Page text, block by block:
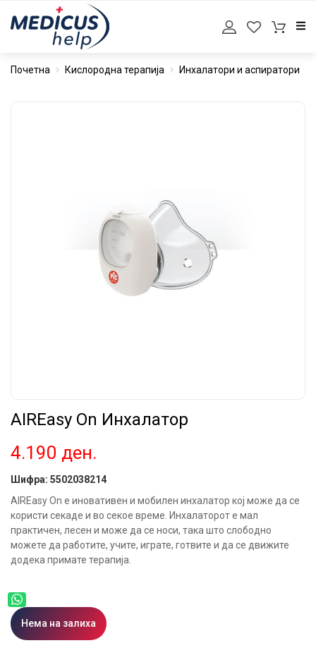
Почетна Кислородна терапија Инхалатори и аспиратори
AIREasy On Инхалатор
4.190 ден.
Шифра: 5502038214
AIREasy On е иновативен и мобилен инхалатор кој може да се
користи секаде и во секое време. Инхалаторот е мал
практичен, лесен и може да се носи, така што слободно
можете да работите, учите, играте, готвите и да се движите
додека примате терапија.
Нема на залиха